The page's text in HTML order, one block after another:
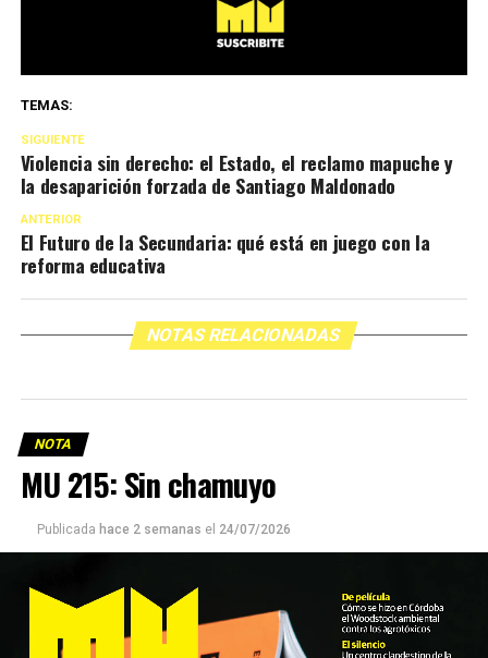
TEMAS:
SIGUIENTE
Violencia sin derecho: el Estado, el reclamo mapuche y
la desaparición forzada de Santiago Maldonado
ANTERIOR
El Futuro de la Secundaria: qué está en juego con la
reforma educativa
NOTAS RELACIONADAS
NOTA
MU 215: Sin chamuyo
Publicada hace 2 semanas el 24/07/2026